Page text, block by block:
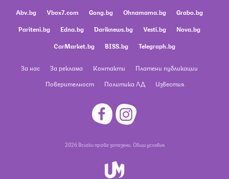
Abv.bg Vbox7.com Gong.bg Ohnamama.bg
Grabo.bg
Pariteni.bg
Edna.bg Dariknews.bg Vesti.bg
Nova.bg
CarMarket.bg
BISS.bg Telegraph.bg
За нас За реклама Контакти
Платени публикации
Поверителност
Политика ЛД Известия
2026 Всички права запазени. Общи условия